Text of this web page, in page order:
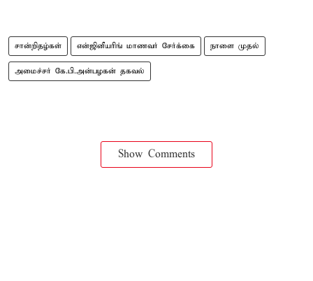
சான்றிதழ்கள் என்ஜினீயரிங் மாணவர் சேர்க்கை நாளை முதல்
அமைச்சர் கே.பி.அன்பழகன் தகவல்
Show Comments